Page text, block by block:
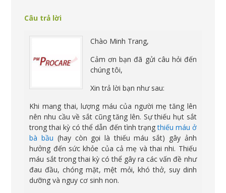
Câu trả lời
Chào Minh Trang,
Cảm ơn bạn đã gửi câu hỏi đến
chúng tôi,
Xin trả lời bạn như sau:
Khi mang thai, lượng máu của người mẹ tăng lên
nên nhu cầu về sắt cũng tăng lên. Sự thiếu hụt sắt
trong thai kỳ có thể dẫn đến tình trạngthiếu máu ở
bà bầu (hay còn gọi là thiếu máu sắt) gây ảnh
hưởng đến sức khỏe của cả mẹ và thai nhi. Thiếu
máu sắt trong thai kỳ có thể gây ra các vấn đề như
đau đầu, chóng mặt, mệt mỏi, khó thở, suy dinh
dưỡng và nguy cơ sinh non.